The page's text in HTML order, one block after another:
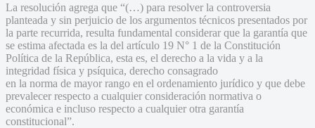
La resolución agrega que “(…) para resolver la controversia
planteada y sin perjuicio de los argumentos técnicos presentados por
la parte recurrida, resulta fundamental considerar que la garantía que
se estima afectada es la del artículo 19 N° 1 de la Constitución
Política de la República, esta es, el derecho a la vida y a la
integridad física y psíquica, derecho consagrado
en la norma de mayor rango en el ordenamiento jurídico y que debe
prevalecer respecto a cualquier consideración normativa o
económica e incluso respecto a cualquier otra garantía
constitucional”.